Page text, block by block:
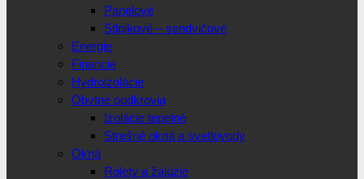
Panelové
Stlpikové – sendvičové
Energie
Financie
Hydroizolácie
Obytné podkrovia
Izolácie tepelné
Strešné okná a svetlovody
Okná
Rolety a žalúzie